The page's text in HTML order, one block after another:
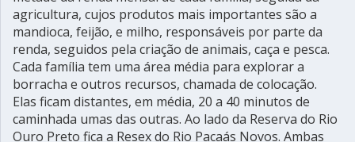
agricultura, cujos produtos mais importantes são a
mandioca, feijão, e milho, responsáveis por parte da
renda, seguidos pela criação de animais, caça e pesca.
Cada família tem uma área média para explorar a
borracha e outros recursos, chamada de colocação.
Elas ficam distantes, em média, 20 a 40 minutos de
caminhada umas das outras. Ao lado da Reserva do Rio
Ouro Preto fica a Resex do Rio Pacaás Novos. Ambas